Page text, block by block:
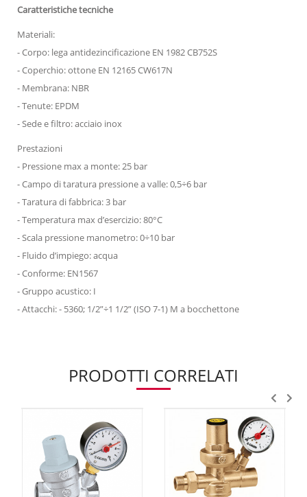
Caratteristiche tecniche
Materiali:
- Corpo: lega antidezincificazione EN 1982 CB752S
- Coperchio: ottone EN 12165 CW617N
- Membrana: NBR
- Tenute: EPDM
- Sede e filtro: acciaio inox
Prestazioni
- Pressione max a monte: 25 bar
- Campo di taratura pressione a valle: 0,5÷6 bar
- Taratura di fabbrica: 3 bar
- Temperatura max d’esercizio: 80°C
- Scala pressione manometro: 0÷10 bar
- Fluido d’impiego: acqua
- Conforme: EN1567
- Gruppo acustico: I
- Attacchi: - 5360; 1/2”÷1 1/2” (ISO 7-1) M a bocchettone
PRODOTTI CORRELATI